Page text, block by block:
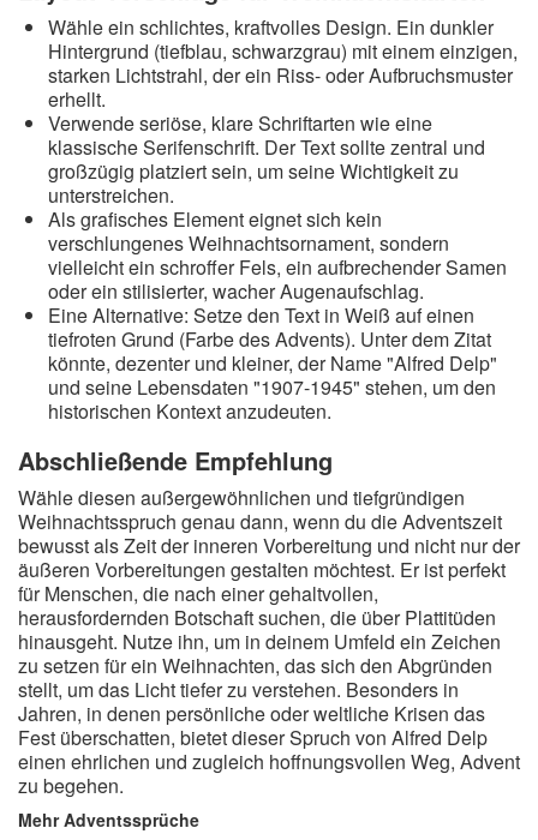
Wähle ein schlichtes, kraftvolles Design. Ein dunkler
Hintergrund (tiefblau, schwarzgrau) mit einem einzigen,
starken Lichtstrahl, der ein Riss- oder Aufbruchsmuster
erhellt.
Verwende seriöse, klare Schriftarten wie eine
klassische Serifenschrift. Der Text sollte zentral und
großzügig platziert sein, um seine Wichtigkeit zu
unterstreichen.
Als grafisches Element eignet sich kein
verschlungenes Weihnachtsornament, sondern
vielleicht ein schroffer Fels, ein aufbrechender Samen
oder ein stilisierter, wacher Augenaufschlag.
Eine Alternative: Setze den Text in Weiß auf einen
tiefroten Grund (Farbe des Advents). Unter dem Zitat
könnte, dezenter und kleiner, der Name "Alfred Delp"
und seine Lebensdaten "1907-1945" stehen, um den
historischen Kontext anzudeuten.
Abschließende Empfehlung
Wähle diesen außergewöhnlichen und tiefgründigen
Weihnachtsspruch genau dann, wenn du die Adventszeit
bewusst als Zeit der inneren Vorbereitung und nicht nur der
äußeren Vorbereitungen gestalten möchtest. Er ist perfekt
für Menschen, die nach einer gehaltvollen,
herausfordernden Botschaft suchen, die über Plattitüden
hinausgeht. Nutze ihn, um in deinem Umfeld ein Zeichen
zu setzen für ein Weihnachten, das sich den Abgründen
stellt, um das Licht tiefer zu verstehen. Besonders in
Jahren, in denen persönliche oder weltliche Krisen das
Fest überschatten, bietet dieser Spruch von Alfred Delp
einen ehrlichen und zugleich hoffnungsvollen Weg, Advent
zu begehen.
Mehr Adventssprüche